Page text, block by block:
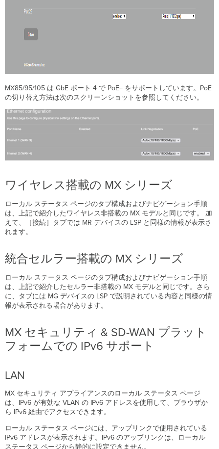
MX85/95/105 は GbE ポート 4 で PoE+ をサポートしています。PoE
の切り替え方法は次のスクリーンショットを参照してください。
ワイヤレス搭載の MX シリーズ
ローカル ステータス ページのタブ構成およびナビゲーション手順
は、上記で紹介したワイヤレス非搭載の MX モデルと同じです。 加
えて、［接続］タブでは MR デバイスの LSP と同様の情報が表示さ
れます。
統合セルラー搭載の MX シリーズ
ローカル ステータス ページのタブ構成およびナビゲーション手順
は、上記で紹介したセルラー非搭載の MX モデルと同じです。さら
に、タブには MG デバイスの LSP で説明されている内容と同様の情
報が表示される場合があります。
MX セキュリティ & SD-WAN プラット
フォームでの IPv6 サポート
LAN
MX セキュリティ アプライアンスのローカル ステータス ページ
は、IPv6 が有効な VLAN の IPv6 アドレスを使用して、ブラウザか
ら IPv6 経由でアクセスできます。
ローカル ステータス ページには、アップリンクで使用されている
IPv6 アドレスが表示されます。IPv6 のアップリンクは、ローカル
ステータス ページから静的に設定できません。